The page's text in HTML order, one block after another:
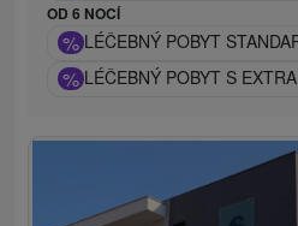
OD 6 NOCÍ
% LÉČEBNÝ POBYT
% LÉČEBNÝ POBYT S